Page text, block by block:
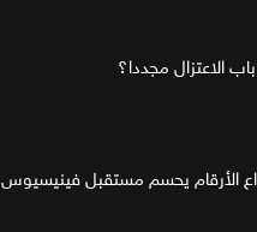
الاعتزال مجددا؟
الأرقام يحسم مستقبل فينيسيوس